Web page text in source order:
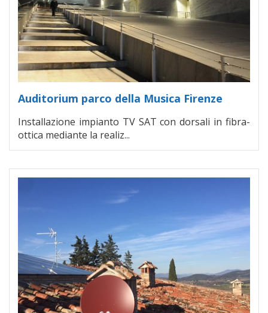
Auditorium parco della Musica Firenze
Installazione impianto TV SAT con dorsali in fibra-
ottica mediante la realiz...